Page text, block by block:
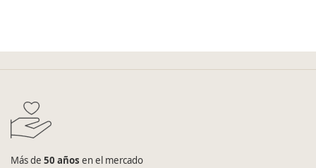
Más de 50 años en el mercado